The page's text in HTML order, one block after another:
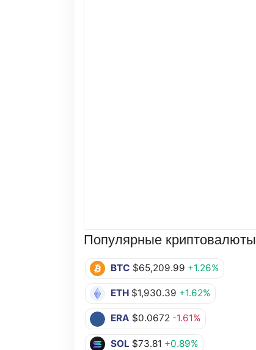
Популярные криптовалюты
BTC $65,209.99 +1.26%
ETH $1,930.39 +1.62%
ERA $0.0672 -1.61%
SOL $73.81 +0.89%